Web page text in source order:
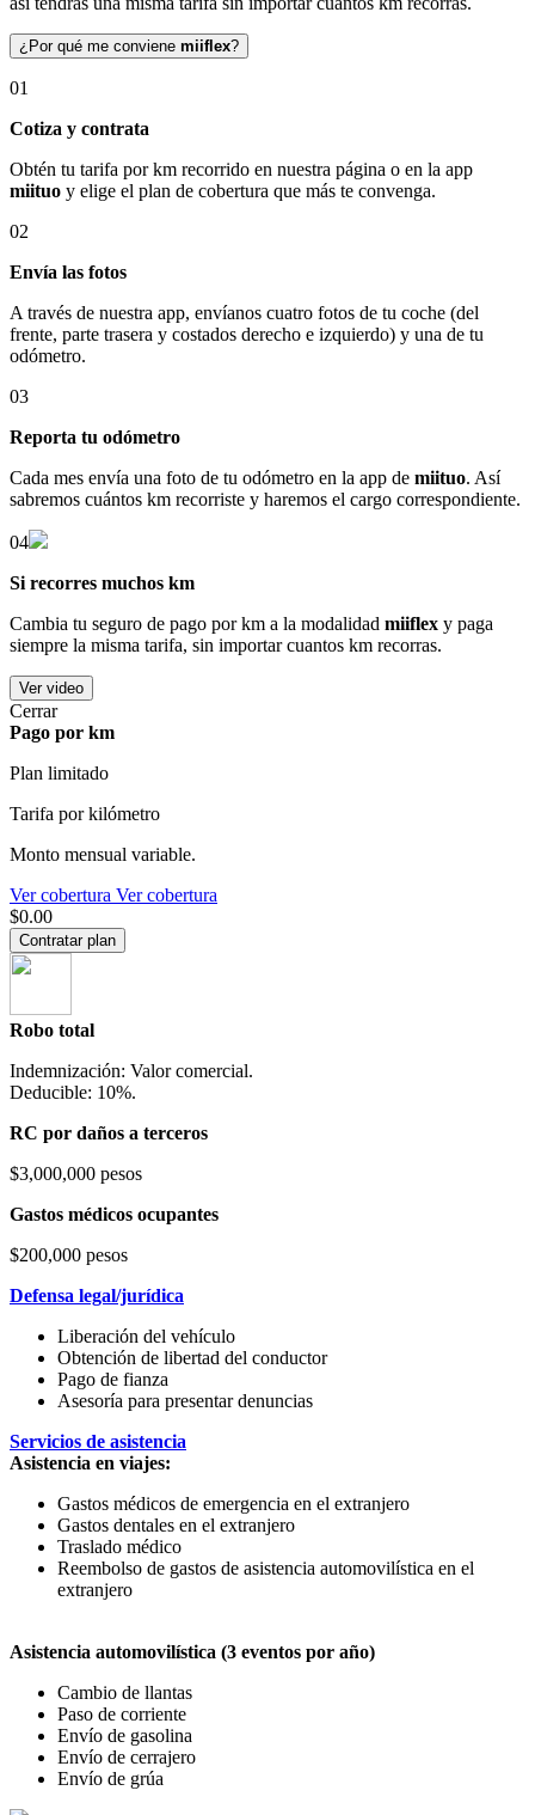
¿Por qué me conviene miiflex?
01
Cotiza y contrata
Obtén tu tarifa por km recorrido en nuestra página o en la app
miituo y elige el plan de cobertura que más te convenga.
02
Envía las fotos
A través de nuestra app, envíanos cuatro fotos de tu coche (del
frente, parte trasera y costados derecho e izquierdo) y una de tu
odómetro.
03
Reporta tu odómetro
Cada mes envía una foto de tu odómetro en la app de miituo. Así
sabremos cuántos km recorriste y haremos el cargo correspondiente.
04
Si recorres muchos km
Cambia tu seguro de pago por km a la modalidad miiflex y paga
siempre la misma tarifa, sin importar cuantos km recorras.
Ver video
Cerrar
Pago por km
Plan limitado
Tarifa por kilómetro
Monto mensual variable.
Ver cobertura Ver cobertura
$0.00
Contratar plan
Robo total
Indemnización: Valor comercial.
Deducible: 10%.
RC por daños a terceros
$3,000,000 pesos
Gastos médicos ocupantes
$200,000 pesos
Defensa legal/jurídica
Liberación del vehículo
Obtención de libertad del conductor
Pago de fianza
Asesoría para presentar denuncias
Servicios de asistencia
Asistencia en viajes:
Gastos médicos de emergencia en el extranjero
Gastos dentales en el extranjero
Traslado médico
Reembolso de gastos de asistencia automovilística en el
extranjero
Asistencia automovilística (3 eventos por año)
Cambio de llantas
Paso de corriente
Envío de gasolina
Envío de cerrajero
Envío de grúa